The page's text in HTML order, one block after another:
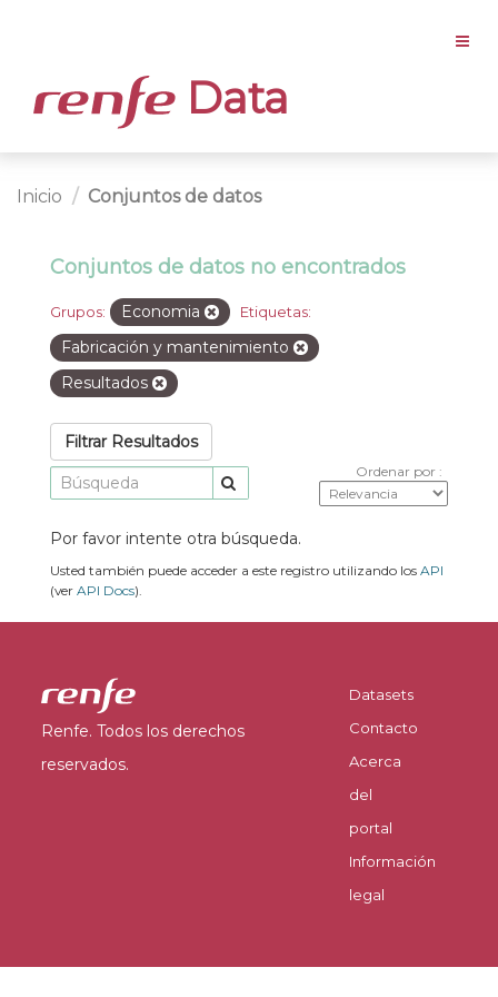
Data
Inicio Conjuntos de datos
Conjuntos de datos no encontrados
Grupos: Economia Etiquetas:
Fabricación y mantenimiento
Resultados
Filtrar Resultados
Ordenar por
Por favor intente otra búsqueda.
Usted también puede acceder a este registro utilizando los API
(ver API Docs).
Renfe. Todos los derechos
reservados.
Datasets
Contacto
Acerca
del
portal
Información
legal